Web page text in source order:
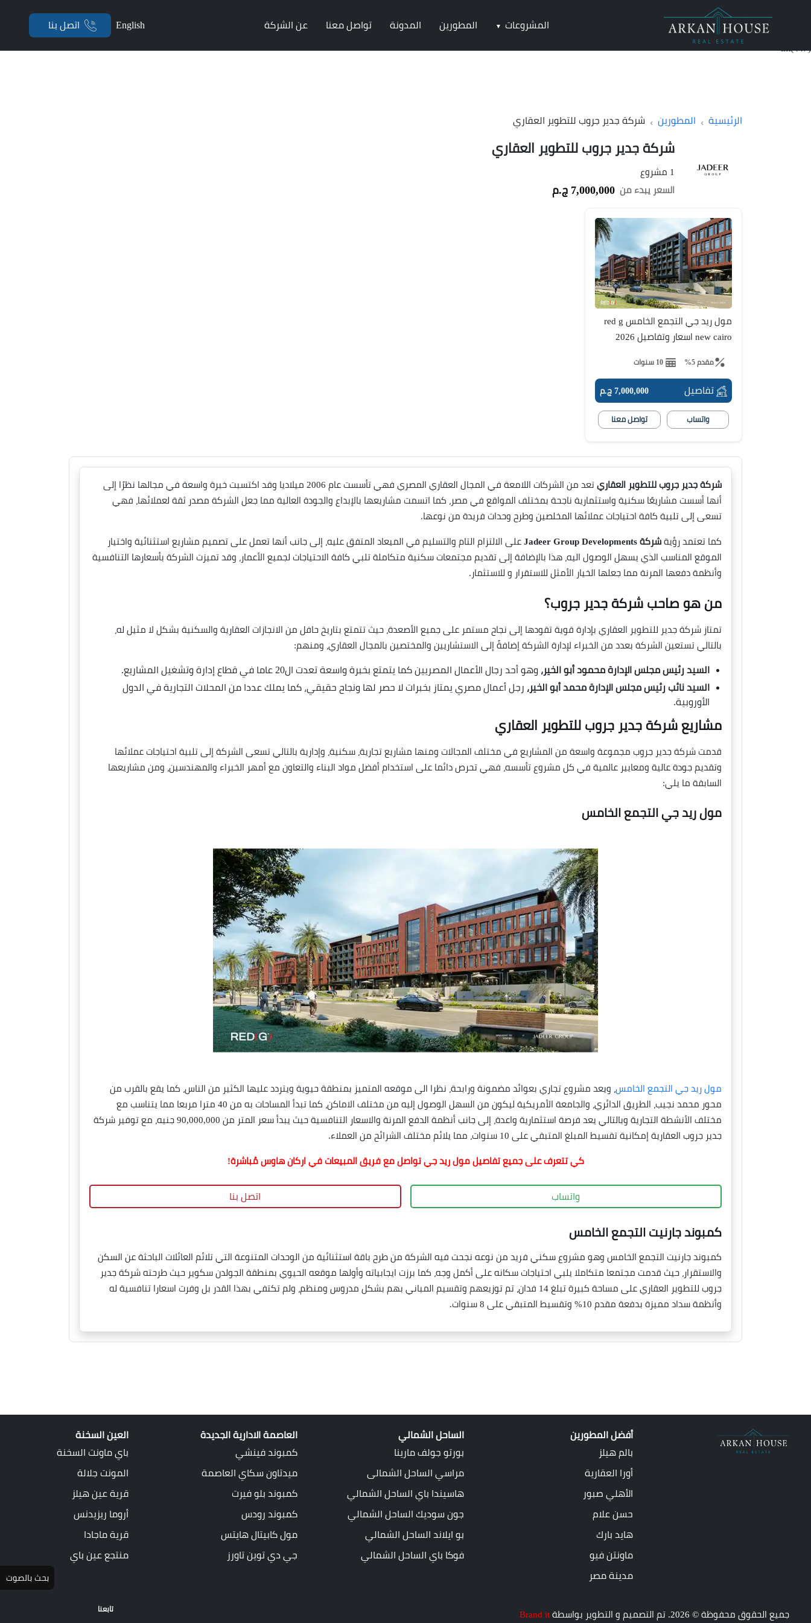
المشروعات ▼ المطورين المدونة تواصل معنا عن الشركة English اتصل بنا
الرئيسية المطورين شركة جدير جروب للتطوير العقاري
شركة جدير جروب للتطوير العقاري
1 مشروع
السعر يبدء من 7,000,000 ج.م
مول ريد جي التجمع الخامس red g
new cairo اسعار وتفاصيل 2026
مقدم 5% 10 سنوات
تفاصيل 7,000,000 ج.م
واتساب تواصل معنا
شركة جدير جروب للتطوير العقاري
تعد من الشركات اللامعة في المجال العقاري المصري فهي تأسست عام 2006 ميلاديا وقد اكتسبت خبرة واسعة في مجالها نظرًا إلى
أنها أسست مشاريعًا سكنية واستثمارية ناجحة بمختلف المواقع في مصر، كما اتسمت مشاريعها بالإبداع والجودة العالية مما جعل الشركة مصدر ثقة لعملائها، فهي
تسعى إلى تلبية كافة احتياجات عملائها المخلصين وطرح وحدات فريدة من نوعها.
كما تعتمد رؤية شركة Jadeer Group Developments
على الالتزام التام والتسليم في الميعاد المتفق عليه، إلى جانب أنها تعمل على تصميم مشاريع استثنائية واختيار
الموقع المناسب الذي يسهل الوصول اليه، هذا بالإضافة إلى تقديم مجتمعات سكنية متكاملة تلبي كافة الاحتياجات لجميع الأعمار، وقد تميزت الشركة بأسعارها التنافسية
وأنظمة دفعها المرنة مما جعلها الخيار الأمثل للاستقرار و للاستثمار.
من هو صاحب شركة جدير جروب؟
تمتاز شركة جدير للتطوير العقاري بإدارة قوية تقودها إلى نجاح مستمر على جميع الأصعدة، حيث تتمتع بتاريخ حافل من الانجازات العقارية والسكنية بشكل لا مثيل له،
بالتالي تستعين الشركة بعدد من الخبراء لإدارة الشركة إضافةً إلى الاستشاريين والمختصين بالمجال العقاري، ومنهم:
السيد رئيس مجلس الإدارة محمود أبو الخير، وهو أحد رجال الأعمال المصريين كما يتمتع بخبرة واسعة تعدت ال20 عاما في قطاع إدارة وتشغيل المشاريع.
السيد نائب رئيس مجلس الإدارة محمد أبو الخير، رجل أعمال مصري يمتاز بخبرات لا حصر لها ونجاح حقيقي، كما يملك عددا من المحلات التجارية في الدول
الأوروبية.
مشاريع شركة جدير جروب للتطوير العقاري
قدمت شركة جدير جروب مجموعة واسعة من المشاريع في مختلف المجالات ومنها مشاريع تجارية، سكنية، وإدارية بالتالي تسعى الشركة إلى تلبية احتياجات عملائها
وتقديم جودة عالية ومعايير عالمية في كل مشروع تأسسه، فهي تحرص دائما على استخدام أفضل مواد البناء والتعاون مع أمهر الخبراء والمهندسين، ومن مشاريعها
السابقة ما يلي:
مول ريد جي التجمع الخامس
مول ريد جي التجمع الخامس ، ويعد مشروع تجاري بعوائد مضمونة ورابحة، نظرا الى موقعه المتميز بمنطقة حيوية ويتردد عليها الكثير من الناس، كما يقع بالقرب من
محور محمد نجيب، الطريق الدائري، والجامعة الأمريكية ليكون من السهل الوصول إليه من مختلف الاماكن، كما تبدأ المساحات به من 40 مترا مربعا مما يتناسب مع
مختلف الأنشطة التجارية وبالتالي يعد فرصة استثمارية واعدة، إلى جانب أنظمة الدفع المرنة والاسعار التنافسية حيث يبدأ سعر المتر من 90,000,000 جنيه، مع توفير شركة
جدير جروب العقارية إمكانية تقسيط المبلغ المتبقي على 10 سنوات، مما يلائم مختلف الشرائح من العملاء.
كي تتعرف على جميع تفاصيل مول ريد جي تواصل مع فريق المبيعات في اركان هاوس مُباشرة!
واتساب اتصل بنا
كمبوند جارنيت التجمع الخامس
كمبوند جارنيت التجمع الخامس وهو مشروع سكني فريد من نوعه نجحت فيه الشركة من طرح باقة استثنائية من الوحدات المتنوعة التي تلائم العائلات الباحثة عن السكن
والاستقرار، حيث قدمت مجتمعا متكاملا يلبي احتياجات سكانه على أكمل وجه، كما برزت ايجابياته وأولها موقعه الحيوي بمنطقة الجولدن سكوير حيث طرحته شركة جدير
جروب للتطوير العقاري على مساحة كبيرة تبلغ 14 فدان، تم توزيعهم وتقسيم المباني بهم بشكل مدروس ومنظم، ولم تكتفي بهذا القدر بل وفرت اسعارا تنافسية له
وأنظمة سداد مميزة بدفعة مقدم 10% وتقسيط المتبقي على 8 سنوات.
أفضل المطورين
بالم هيلز
أورا العقارية
الأهلي صبور
حسن علام
هايد بارك
ماونتن فيو
مدينة مصر
الساحل الشمالي
بورتو جولف مارينا
مراسي الساحل الشمالى
هاسيندا باي الساحل الشمالي
جون سوديك الساحل الشمالي
بو ايلاند الساحل الشمالي
فوكا باي الساحل الشمالي
العاصمة الادارية الجديدة
كمبوند فينشي
ميدتاون سكاي العاصمة
كمبوند بلو فيرت
كمبوند رودس
مول كابيتال هايتس
جي دي توين تاورز
العين السخنة
باي ماونت السخنة
المونت جلالة
قرية عين هيلز
أروما ريزيدنس
قرية ماجادا
منتجع عين باي
جميع الحقوق محفوظة © 2026. تم التصميم و التطوير بواسطة Brand it
تابعنا
بحث بالصوت